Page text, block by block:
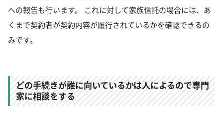
への報告も行います。 これに対して家族信託の場合には、あ
くまで契約者が契約内容が履行されているかを確認できるの
みです。
どの手続きが誰に向いているかは人によるので専門
家に相談をする